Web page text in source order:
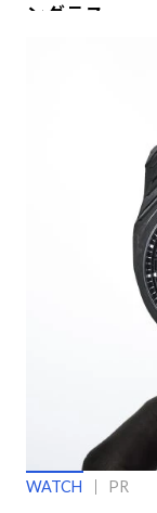
ングラス
WATCH PR